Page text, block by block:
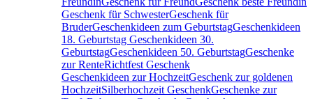
Geschenk für SchwesterGeschenk für
BruderGeschenkideen zum GeburtstagGeschenkideen
18. Geburtstag Geschenkideen 30.
GeburtstagGeschenkideen 50. GeburtstagGeschenke
zur RenteRichtfest Geschenk
Geschenkideen zur HochzeitGeschenk zur goldenen
HochzeitSilberhochzeit GeschenkGeschenke zur